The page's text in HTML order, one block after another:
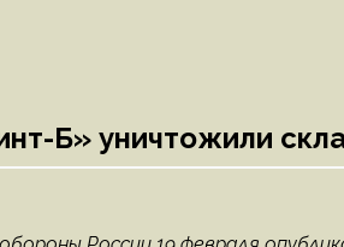
Б» уничтожили